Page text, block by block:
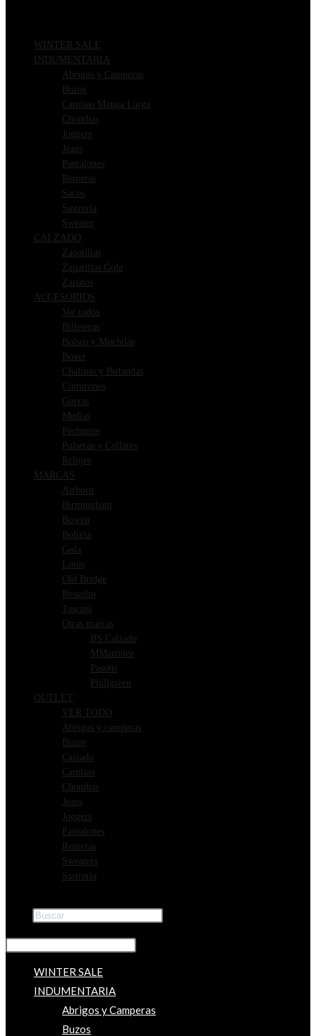
WINTER SALE
INDUMENTARIA
Abrigos y Camperas
Buzos
Camisas Manga Larga
Chombas
Joggers
Jeans
Pantalones
Remeras
Sacos
Sastrería
Sweater
CALZADO
Zapatillas
Zapatillas Gola
Zapatos
ACCESORIOS
Ver todos
Billeteras
Bolsos y Mochilas
Boxer
Chalinas y Bufandas
Cinturones
Gorras
Medias
Perfumes
Pulseras y Collares
Relojes
MARCAS
Airborn
Birmingham
Bowen
Bolivia
Gola
Lotus
Old Bridge
Resuelto
Tascani
Otras marcas
BS Calzado
MMartinez
Pasotti
Phillgreen
OUTLET
VER TODO
Abrigos y camperas
Buzos
Calzado
Camisas
Chombas
Jeans
Joggers
Pantalones
Remeras
Sweaters
Sastreria
WINTER SALE
INDUMENTARIA
Abrigos y Camperas
Buzos